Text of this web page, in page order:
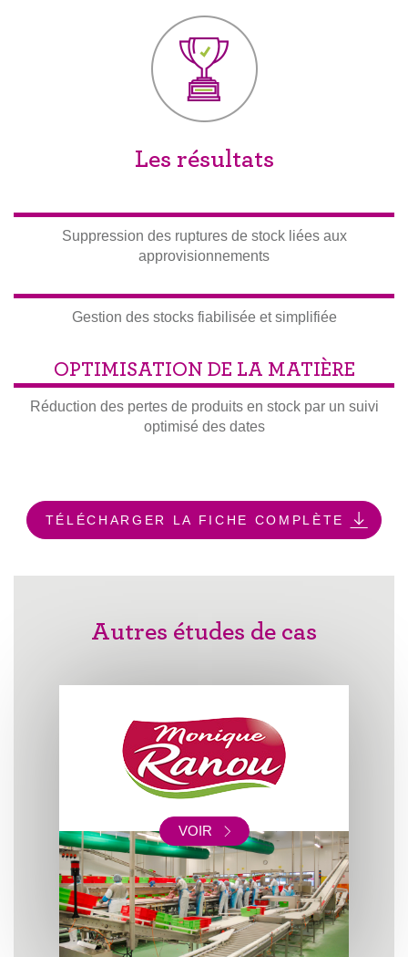
Les résultats
Suppression des ruptures de stock liées aux
approvisionnements
Gestion des stocks fiabilisée et simplifiée
OPTIMISATION DE LA MATIÈRE
Réduction des pertes de produits en stock par un suivi
optimisé des dates
TÉLÉCHARGER LA FICHE COMPLÈTE
Autres études de cas
VOIR